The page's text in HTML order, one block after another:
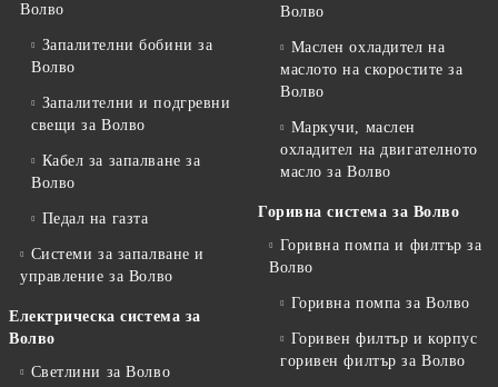
Волво
Запалителни бобини за
Волво
Запалителни и подгревни
свещи за Волво
Кабел за запалване за
Волво
Педал на газта
Системи за запалване и
управление за Волво
Електрическа система за
Волво
Светлини за Волво
Волво
Маслен охладител на
маслото на скоростите за
Волво
Маркучи, маслен
охладител на двигателното
масло за Волво
Горивна система за Волво
Горивна помпа и филтър за
Волво
Горивна помпа за Волво
Горивен филтър и корпус
горивен филтър за Волво